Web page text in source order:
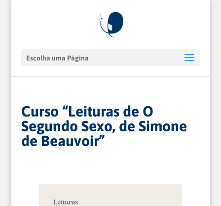
Escolha uma Página
Curso “Leituras de O
Segundo Sexo, de Simone
de Beauvoir”